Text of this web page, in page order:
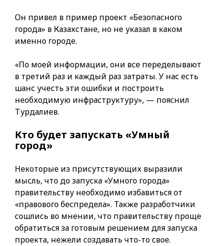
Он привел в пример проект «Безопасного
города» в Казахстане, но не указал в каком
именно городе.
«По моей информации, они все переделывают
в третий раз и каждый раз затраты. У нас есть
шанс учесть эти ошибки и построить
необходимую инфраструктуру», — пояснил
Турдалиев.
Кто будет запускать «Умный
город»
Некоторые из присутствующих выразили
мысль, что до запуска «Умного города»
правительству необходимо избавиться от
«правового беспредела». Также разработчики
сошлись во мнении, что правительству проще
обратиться за готовым решением для запуска
проекта, нежели создавать что-то свое.